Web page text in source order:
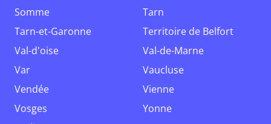
Somme
Tarn
Tarn-et-Garonne
Territoire de Belfort
Val-d'oise
Val-de-Marne
Var
Vaucluse
Vendée
Vienne
Vosges
Yonne